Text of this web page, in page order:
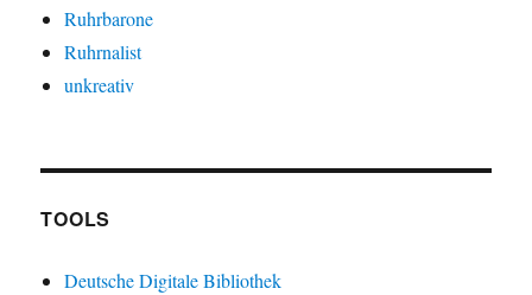
Ruhrbarone
Ruhrnalist
unkreativ
TOOLS
Deutsche Digitale Bibliothek